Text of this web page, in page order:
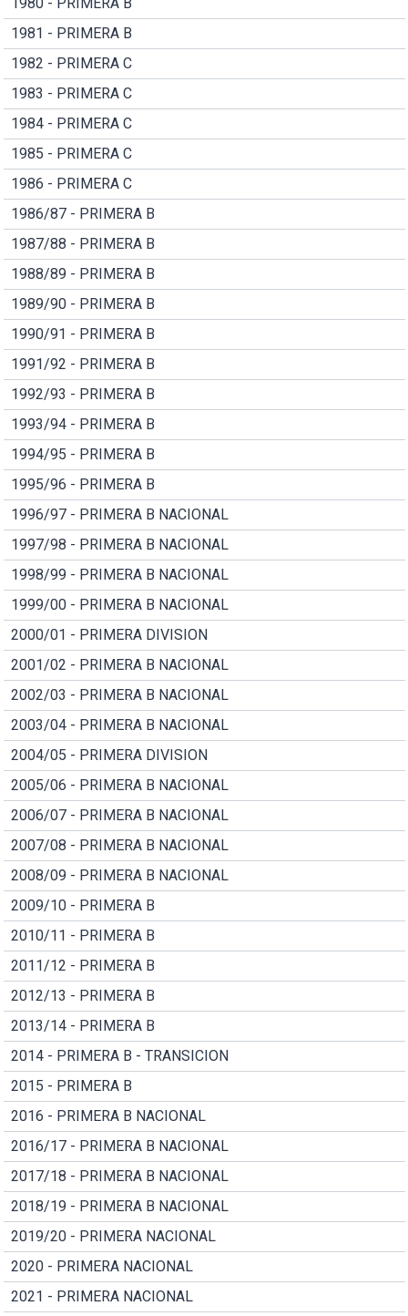
1981 - PRIMERA B
1982 - PRIMERA C
1983 - PRIMERA C
1984 - PRIMERA C
1985 - PRIMERA C
1986 - PRIMERA C
1986/87 - PRIMERA B
1987/88 - PRIMERA B
1988/89 - PRIMERA B
1989/90 - PRIMERA B
1990/91 - PRIMERA B
1991/92 - PRIMERA B
1992/93 - PRIMERA B
1993/94 - PRIMERA B
1994/95 - PRIMERA B
1995/96 - PRIMERA B
1996/97 - PRIMERA B NACIONAL
1997/98 - PRIMERA B NACIONAL
1998/99 - PRIMERA B NACIONAL
1999/00 - PRIMERA B NACIONAL
2000/01 - PRIMERA DIVISION
2001/02 - PRIMERA B NACIONAL
2002/03 - PRIMERA B NACIONAL
2003/04 - PRIMERA B NACIONAL
2004/05 - PRIMERA DIVISION
2005/06 - PRIMERA B NACIONAL
2006/07 - PRIMERA B NACIONAL
2007/08 - PRIMERA B NACIONAL
2008/09 - PRIMERA B NACIONAL
2009/10 - PRIMERA B
2010/11 - PRIMERA B
2011/12 - PRIMERA B
2012/13 - PRIMERA B
2013/14 - PRIMERA B
2014 - PRIMERA B - TRANSICION
2015 - PRIMERA B
2016 - PRIMERA B NACIONAL
2016/17 - PRIMERA B NACIONAL
2017/18 - PRIMERA B NACIONAL
2018/19 - PRIMERA B NACIONAL
2019/20 - PRIMERA NACIONAL
2020 - PRIMERA NACIONAL
2021 - PRIMERA NACIONAL